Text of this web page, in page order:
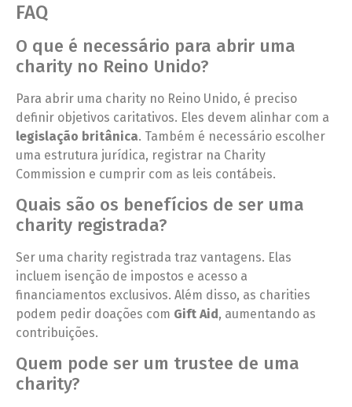
FAQ
O que é necessário para abrir uma
charity no Reino Unido?
Para abrir uma charity no Reino Unido, é preciso
definir objetivos caritativos. Eles devem alinhar com a
legislação britânica. Também é necessário escolher
uma estrutura jurídica, registrar na Charity
Commission e cumprir com as leis contábeis.
Quais são os benefícios de ser uma
charity registrada?
Ser uma charity registrada traz vantagens. Elas
incluem isenção de impostos e acesso a
financiamentos exclusivos. Além disso, as charities
podem pedir doações com Gift Aid, aumentando as
contribuições.
Quem pode ser um trustee de uma
charity?